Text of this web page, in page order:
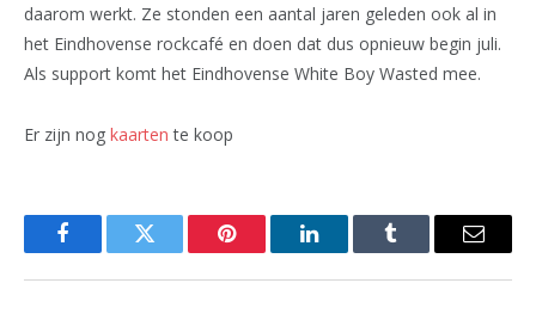
daarom werkt. Ze stonden een aantal jaren geleden ook al in
het Eindhovense rockcafé en doen dat dus opnieuw begin juli.
Als support komt het Eindhovense White Boy Wasted mee.
Er zijn nog kaarten te koop
FacebookTwitter Pinterest LinkedInTumblr Email